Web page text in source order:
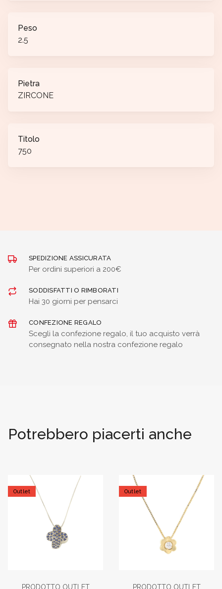
Peso
2.5
Pietra
ZIRCONE
Titolo
750
SPEDIZIONE ASSICURATA
Per ordini superiori a 200€
SODDISFATTI O RIMBORATI
Hai 30 giorni per pensarci
CONFEZIONE REGALO
Scegli la confezione regalo, il tuo acquisto verrà
consegnato nella nostra confezione regalo
Potrebbero piacerti anche
Outlet
PRODOTTO OUTLET
Outlet
PRODOTTO OUTLET